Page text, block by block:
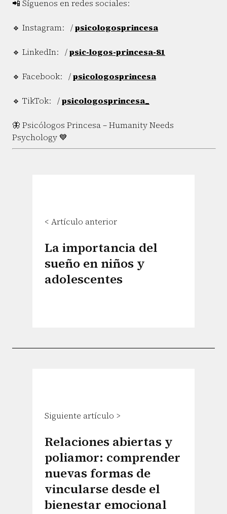
📲 Síguenos en redes sociales:
🔹 Instagram: /psicologosprincesa
🔹 LinkedIn: /psic-logos-princesa-81
🔹 Facebook: /psicologosprincesa
🔹 TikTok: /psicologosprincesa_
🦋 Psicólogos Princesa – Humanity Needs
Psychology 💙
< Artículo anterior
La importancia del
sueño en niños y
adolescentes
Siguiente artículo >
Relaciones abiertas y
poliamor: comprender
nuevas formas de
vincularse desde el
bienestar emocional